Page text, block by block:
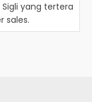
yang tertera
sales.